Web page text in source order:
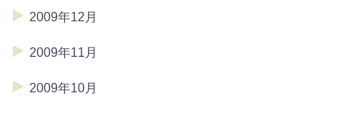
2009年12月
2009年11月
2009年10月